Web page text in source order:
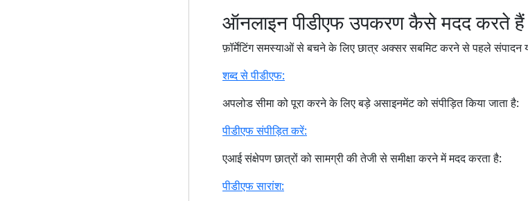
ऑनलाइन पीडीएफ उपकरण कैसे मदद करते हैं
फ़ॉर्मेटिंग समस्याओं से बचने के लिए छात्र अक्सर सबमिट करने से पहले संपादन
शब्द से पीडीएफ:
अपलोड सीमा को पूरा करने के लिए बड़े असाइनमेंट को संपीड़ित किया जाता है:
पीडीएफ संपीड़ित करें:
एआई संक्षेपण छात्रों को सामग्री की तेजी से समीक्षा करने में मदद करता है:
पीडीएफ सारांश: